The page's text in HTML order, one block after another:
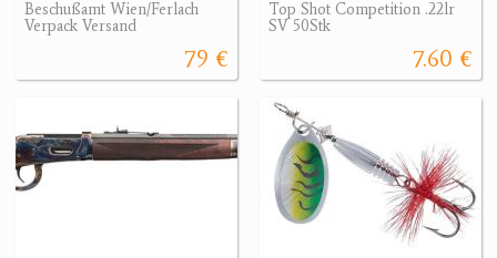
Beschußamt Wien/Ferlach
Verpack Versand
79 €
Top Shot Competition .22lr
SV 50Stk
7.60 €